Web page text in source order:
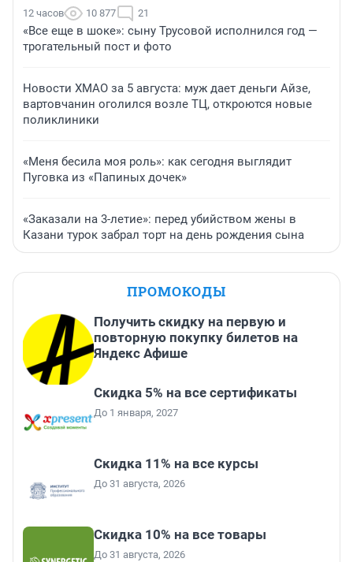
12 часов 10 877 21
«Все еще в шоке»: сыну Трусовой исполнился год —
трогательный пост и фото
Новости ХМАО за 5 августа: муж дает деньги Айзе,
вартовчанин оголился возле ТЦ, откроются новые
поликлиники
«Меня бесила моя роль»: как сегодня выглядит
Пуговка из «Папиных дочек»
«Заказали на 3-летие»: перед убийством жены в
Казани турок забрал торт на день рождения сына
ПРОМОКОДЫ
Получить скидку на первую и
повторную покупку билетов на
Яндекс Афише
Скидка 5% на все сертификаты
До 1 января, 2027
Скидка 11% на все курсы
До 31 августа, 2026
Скидка 10% на все товары
До 31 августа, 2026